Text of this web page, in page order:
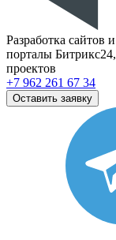
Разработка сайтов
порталы
проектов
+7 962 261 67 34
Оставить заявку